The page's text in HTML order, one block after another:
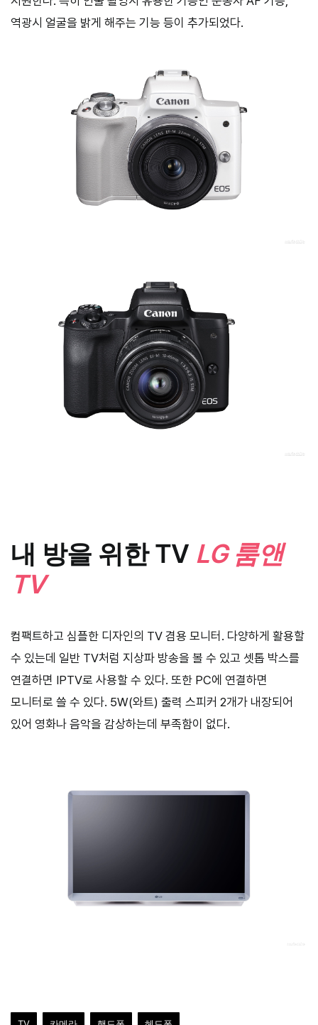
역광시 얼굴을 밝게 해주는 기능 등이 추가되었다.
내 방을 위한 TV LG 룸앤
TV
컴팩트하고 심플한 디자인의 TV 겸용 모니터. 다양하게 활용할
수 있는데 일반 TV처럼 지상파 방송을 볼 수 있고 셋톱 박스를
연결하면 IPTV로 사용할 수 있다. 또한 PC에 연결하면
모니터로 쓸 수 있다. 5W(와트) 출력 스피커 2개가 내장되어
있어 영화나 음악을 감상하는데 부족함이 없다.